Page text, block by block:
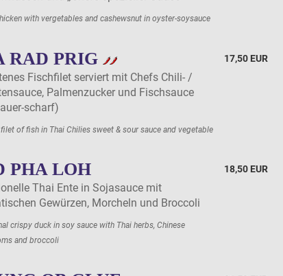
with vergetables and cashewsnut in oyster-soysauce
RAD PRIG
Fischfilet serviert mit Chefs Chili- /
Palmenzucker und Fischsauce
scharf)
of fish in Thai Chilies sweet & sour sauce and vegetable
17,50 EUR
PHA LOH
Thai Ente in Sojasauce mit
Gewürzen, Morcheln und Broccoli
crispy duck in soy sauce with Thai herbs, Chinese
and broccoli
18,50 EUR